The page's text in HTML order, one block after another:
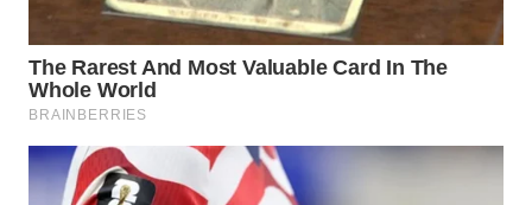
TENGAH
WN DELI
SERDANG
WN
TEBING